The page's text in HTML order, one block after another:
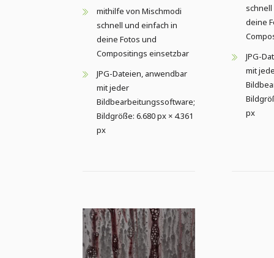
mithilfe von Mischmodi
schnell und einfach in
deine Fotos und
Compositings einsetzbar
JPG-Dateien, anwendbar
mit jeder
Bildbearbeitungssoftware;
Bildgröße: 6.680 px × 4.361
px
deine
JPG-
mit
px